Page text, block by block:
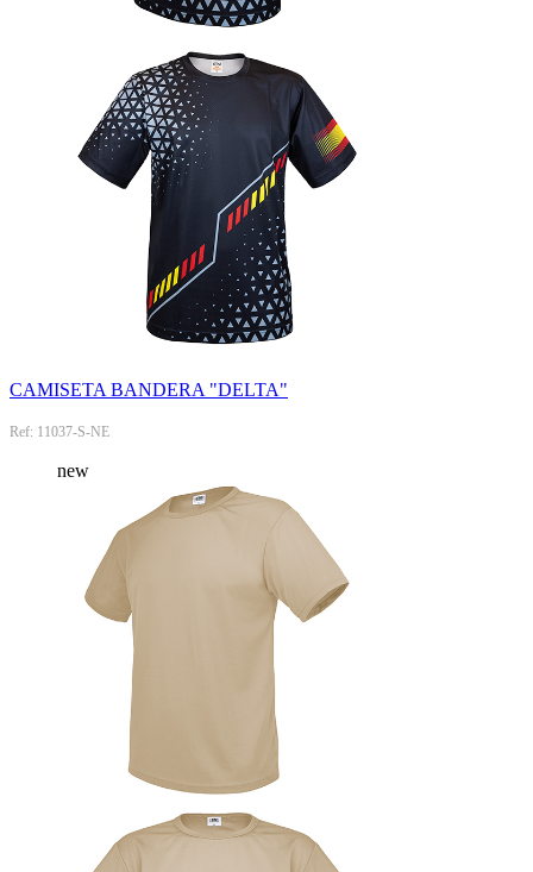
CAMISETA BANDERA "DELTA"
Ref: 11037-S-NE
new